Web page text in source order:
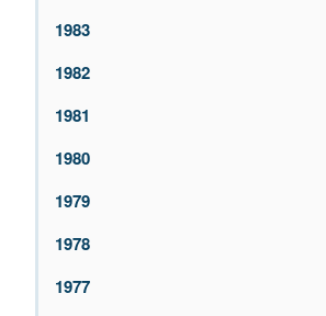
1983
1982
1981
1980
1979
1978
1977